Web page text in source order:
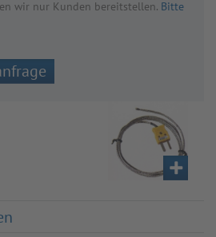
wir nur Kun­den bereit­stel­len. Bitte